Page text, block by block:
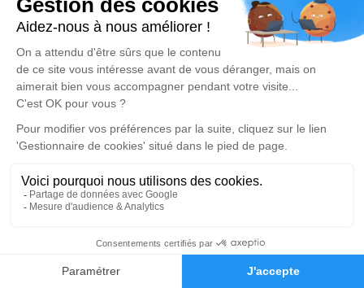
Faire-part Hommages
Un service de plantation d’arbre hommage estdisponible
ici.
Je rends hommage
Cérémonie religieuse
vendredi 22 janvier 2021 à 10h30
7, Rue du Plessis
49770 La Meignanne
Je rends hommage